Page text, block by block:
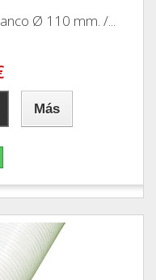
Ø 110 mm. /...
Más